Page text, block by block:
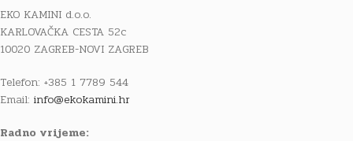
EKO KAMINI d.o.o.
KARLOVAČKA CESTA 52c
10020 ZAGREB-NOVI ZAGREB
Telefon: +385 1 7789 544
Email: info@ekokamini.hr
Radno vrijeme: